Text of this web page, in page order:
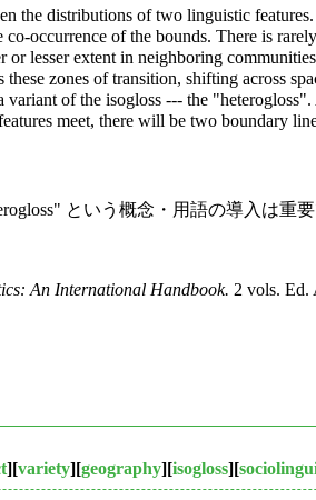
the distributions of two linguistic
occurrence of the bounds. There is
lesser extent in neighboring
zones of transition, shifting across
of the isogloss --- the
meet, there will be two boundary
という概念・用語の導入は重
An International Handbook. 2 vols. Ed.
][variety][geography][isogloss][